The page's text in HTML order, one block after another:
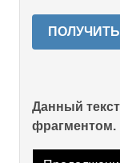
Данный
фрагментом.